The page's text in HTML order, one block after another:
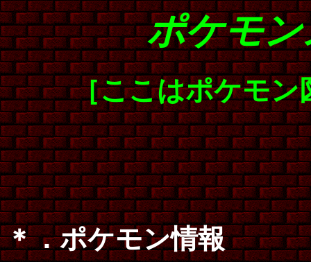
ポケモ
［ここはポケモン
＊．ポケモン情報